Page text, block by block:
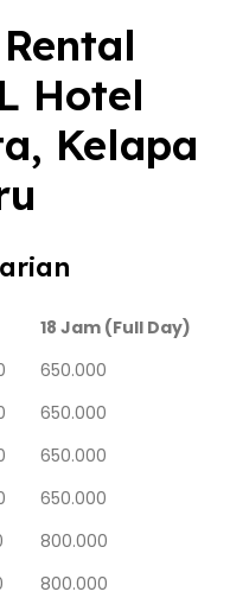
Hotel
Kelapa
18 Jam (Full Day)
650.000
650.000
650.000
650.000
800.000
800.000